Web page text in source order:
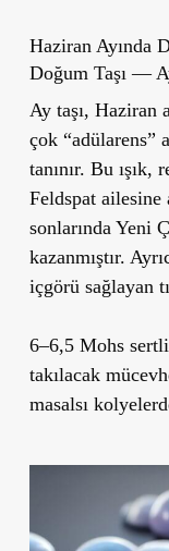
Haziran Ayında
Doğum Taşı —
Ay taşı, Haziran
çok “adülarens”
tanınır. Bu ışık,
Feldspat ailesine
sonlarında Yeni
kazanmıştır.
içgörü sağlayan
6–6,5 Mohs
takılacak
masalsı